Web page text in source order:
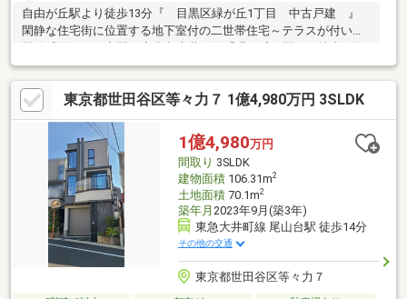
自由が丘駅より徒歩13分『 目黒区緑が丘1丁目 中古戸建 』
閑静な住宅街に位置する地下室付の二世帯住宅～テラスが付いて
の便利な立地◇閑静な住宅地で生活環境と利便性を得られます！
◆1LDK+3LDK+地下室を備えた二世帯住宅◇趣味や収納に活用で
きる地下室を完備した機能的な設計◆家族や大切な人とのひとと
きをより特別なものに◇内見希望・資料請求などお気軽にお問い
合わせください～東京、川崎エリアの「住まい」探しに確かな安
心と満足を～ 東宝ハウス大田東京ならではの高品質なサービスを
お届けします。
東京都世田谷区等々力７ 1億4,980万円 3SLDK
1億4,980万円
間取り 3SLDK
建物面積106.31m2
土地面積70.1m2
築年月 2023年9月(築3年)
東急大井町線 尾山台駅 徒歩14分
その他の交通
東京都世田谷区等々力７